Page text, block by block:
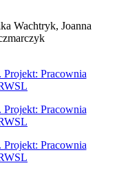
Wachtryk, Joanna